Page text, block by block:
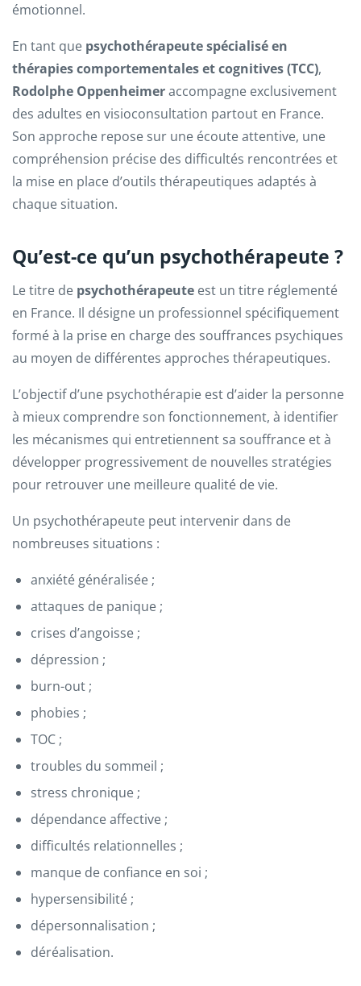
émotionnel.
En tant que psychothérapeute spécialisé en
thérapies comportementales et cognitives (TCC),
Rodolphe Oppenheimeraccompagne exclusivement
des adultes en visioconsultation partout en France.
Son approche repose sur une écoute attentive, une
compréhension précise des difficultés rencontrées et
la mise en place d’outils thérapeutiques adaptés à
chaque situation.
Qu’est-ce qu’un psychothérapeute ?
Le titre de psychothérapeute est un titre réglementé
en France. Il désigne un professionnel spécifiquement
formé à la prise en charge des souffrances psychiques
au moyen de différentes approches thérapeutiques.
L’objectif d’une psychothérapie est d’aider la personne
à mieux comprendre son fonctionnement, à identifier
les mécanismes qui entretiennent sa souffrance et à
développer progressivement de nouvelles stratégies
pour retrouver une meilleure qualité de vie.
Un psychothérapeute peut intervenir dans de
nombreuses situations :
anxiété généralisée ;
attaques de panique ;
crises d’angoisse ;
dépression ;
burn-out ;
phobies ;
TOC ;
troubles du sommeil ;
stress chronique ;
dépendance affective ;
difficultés relationnelles ;
manque de confiance en soi ;
hypersensibilité ;
dépersonnalisation ;
déréalisation.